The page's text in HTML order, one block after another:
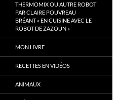
THERMOMIX OU AUTRE ROBOT
PAR CLAIRE POUVREAU
BRÉANT « EN CUISINE AVEC LE
ROBOT DE ZAZOUN »
MON LIVRE
RECETTES EN VIDÉOS
ANIMAUX